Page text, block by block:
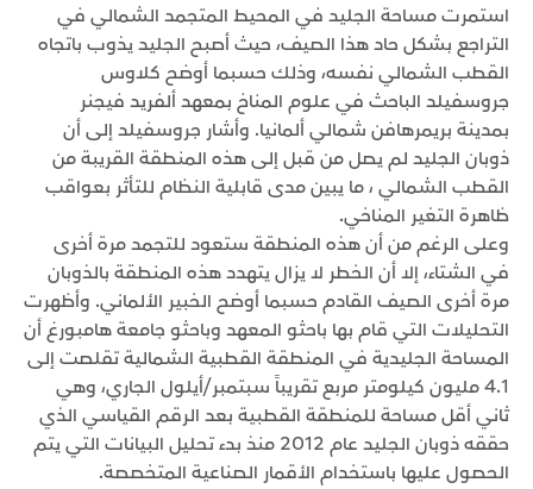
استمرت مساحة الجليد في المحيط المتجمد الشمالي في
التراجع بشكل حاد هذا الصيف، حيث أصبح الجليد يذوب باتجاه
القطب الشمالي نفسه، وذلك حسبما أوضح كلاوس
جروسفيلد الباحث في علوم المناخ بمعهد ألفريد فيجنر
بمدينة بريمرهافن شمالي ألمانيا. وأشار جروسفيلد إلى أن
ذوبان الجليد لم يصل من قبل إلى هذه المنطقة القريبة من
القطب الشمالي ، ما يبين مدى قابلية النظام للتأثر بعواقب
ظاهرة التغير المناخي.
وعلى الرغم من أن هذه المنطقة ستعود للتجمد مرة أخرى
في الشتاء، إلا أن الخطر لا يزال يتهدد هذه المنطقة بالذوبان
مرة أخرى الصيف القادم حسبما أوضح الخبير الألماني. وأظهرت
التحليلات التي قام بها باحثو المعهد وباحثو جامعة هامبورغ أن
المساحة الجليدية في المنطقة القطبية الشمالية تقلصت إلى
4.1 مليون كيلومتر مربع تقريباً سبتمبر/أيلول الجاري، وهي
ثاني أقل مساحة للمنطقة القطبية بعد الرقم القياسي الذي
حققه ذوبان الجليد عام 2012 منذ بدء تحليل البيانات التي يتم
الحصول عليها باستخدام الأقمار الصناعية المتخصصة.